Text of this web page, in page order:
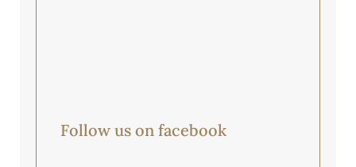
Follow us on facebook